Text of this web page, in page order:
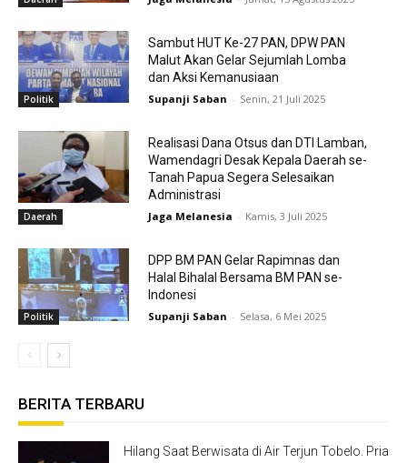
Politik
Sambut HUT Ke-27 PAN, DPW PAN
Malut Akan Gelar Sejumlah Lomba
dan Aksi Kemanusiaan
Supanji Saban - Senin, 21 Juli 2025
Daerah
Realisasi Dana Otsus dan DTI Lamban,
Wamendagri Desak Kepala Daerah se-
Tanah Papua Segera Selesaikan
Administrasi
Jaga Melanesia - Kamis, 3 Juli 2025
Politik
DPP BM PAN Gelar Rapimnas dan
Halal Bihalal Bersama BM PAN se-
Indonesi
Supanji Saban - Selasa, 6 Mei 2025
BERITA TERBARU
Hilang Saat Berwisata di Air Terjun Tobelo. Pria